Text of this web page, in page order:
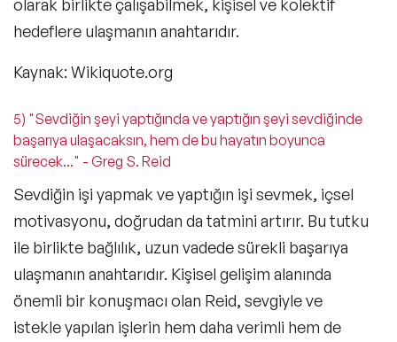
olarak birlikte çalışabilmek, kişisel ve kolektif
hedeflere ulaşmanın anahtarıdır.
Kaynak: Wikiquote.org
5) "Sevdiğin şeyi yaptığında ve yaptığın şeyi sevdiğinde
başarıya ulaşacaksın, hem de bu hayatın boyunca
sürecek..." - Greg S. Reid
Sevdiğin işi yapmak ve yaptığın işi sevmek, içsel
motivasyonu, doğrudan da tatmini artırır. Bu tutku
ile birlikte bağlılık, uzun vadede sürekli başarıya
ulaşmanın anahtarıdır. Kişisel gelişim alanında
önemli bir konuşmacı olan Reid, sevgiyle ve
istekle yapılan işlerin hem daha verimli hem de